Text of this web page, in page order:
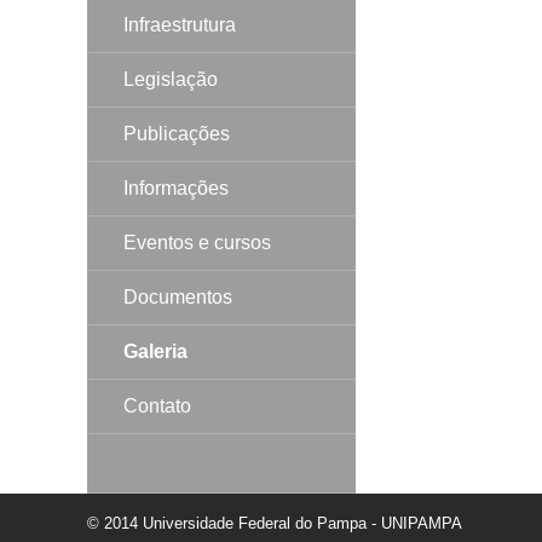
Infraestrutura
Legislação
Publicações
Informações
Eventos e cursos
Documentos
Galeria
Contato
© 2014 Universidade Federal do Pampa - UNIPAMPA